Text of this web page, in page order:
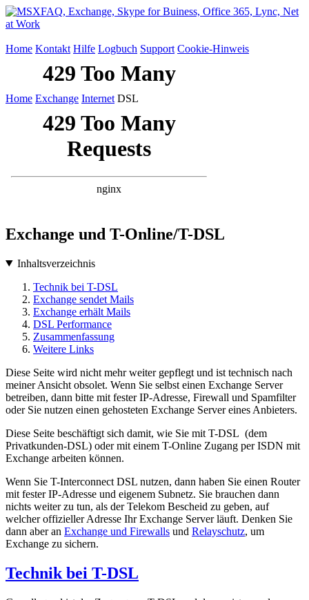
Home Kontakt Hilfe Logbuch Support Cookie-Hinweis
Home Exchange Internet DSL
Exchange und T-Online/T-DSL
Inhaltsverzeichnis
Technik bei T-DSL
Exchange sendet Mails
Exchange erhält Mails
DSL Performance
Zusammenfassung
Weitere Links
Diese Seite wird nicht mehr weiter gepflegt und ist technisch nach
meiner Ansicht obsolet. Wenn Sie selbst einen Exchange Server
betreiben, dann bitte mit fester IP-Adresse, Firewall und Spamfilter
oder Sie nutzen einen gehosteten Exchange Server eines Anbieters.
Diese Seite beschäftigt sich damit, wie Sie mit T-DSL (dem
Privatkunden-DSL) oder mit einem T-Online Zugang per ISDN mit
Exchange arbeiten können.
Wenn Sie T-Interconnect DSL nutzen, dann haben Sie einen Router
mit fester IP-Adresse und eigenem Subnetz. Sie brauchen dann
nichts weiter zu tun, als der Telekom Bescheid zu geben, auf
welcher offizieller Adresse Ihr Exchange Server läuft. Denken Sie
dann aber an Exchange und Firewalls und Relayschutz, um
Exchange zu sichern.
Technik bei T-DSL